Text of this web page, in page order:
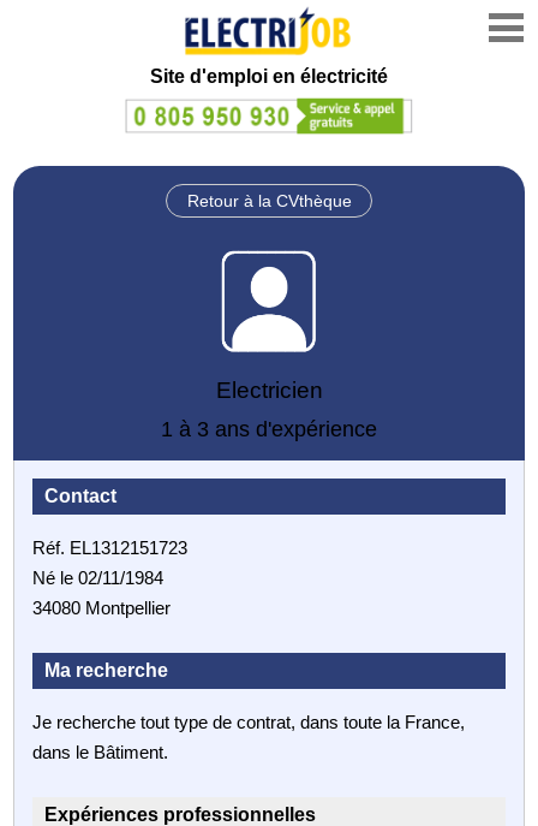
Site d'emploi en électricité
Retour à la CVthèque
Electricien
1 à 3 ans d'expérience
Contact
Réf. EL1312151723
Né le 02/11/1984
34080 Montpellier
Ma recherche
Je recherche tout type de contrat, dans toute la France,
dans le Bâtiment.
Expériences professionnelles